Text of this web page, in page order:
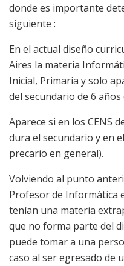
donde es importante
siguiente :
En el actual diseño
Aires la materia
Inicial, Primaria y solo
del secundario de 6 años
Aparece si en los CENS
dura el secundario y en
precario en general).
Volviendo al punto
Profesor de Informática
tenían una materia
que no forma parte del
puede tomar a una
caso al ser egresado de